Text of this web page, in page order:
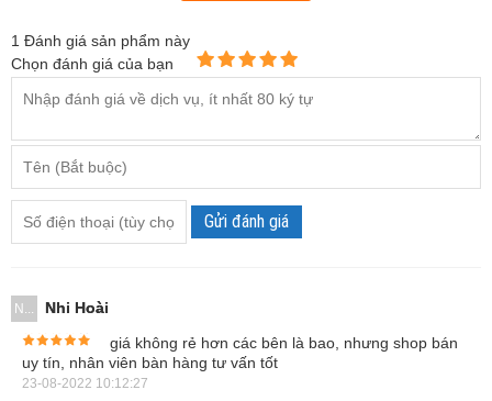
Sản phẩm này được sử dụng trong kiểm tra chất lượng thực
Hình ảnh khúc xạ kế đo độ ngọt Milwaukee MA871
1 Đánh giá sản phẩm này
Chọn đánh giá của bạn
Gửi đánh giá
N...
Nhi Hoài
giá không rẻ hơn các bên là bao, nhưng shop bán
uy tín, nhân viên bàn hàng tư vấn tốt
23-08-2022 10:12:27